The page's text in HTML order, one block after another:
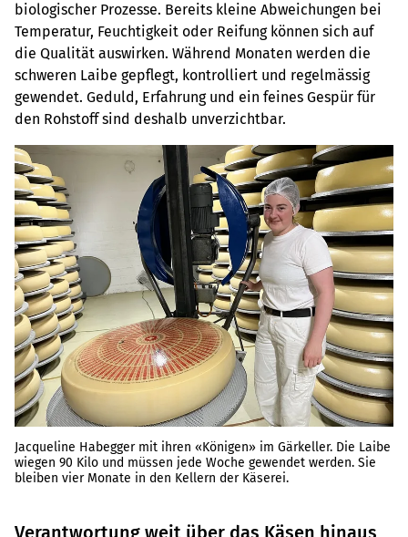
biologischer Prozesse. Bereits kleine Abweichungen bei
Temperatur, Feuchtigkeit oder Reifung können sich auf
die Qualität auswirken. Während Monaten werden die
schweren Laibe gepflegt, kontrolliert und regelmässig
gewendet. Geduld, Erfahrung und ein feines Gespür für
den Rohstoff sind deshalb unverzichtbar.
Jacqueline Habegger mit ihren «Königen» im Gärkeller. Die Laibe
wiegen 90 Kilo und müssen jede Woche gewendet werden. Sie
bleiben vier Monate in den Kellern der Käserei.
Verantwortung weit über das Käsen hinaus